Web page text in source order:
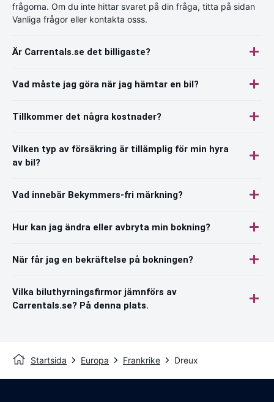
frågorna. Om du inte hittar svaret på din fråga, titta på sidan
Vanliga frågor eller kontakta osss.
Är Carrentals.se det billigaste?
Vad måste jag göra när jag hämtar en bil?
Tillkommer det några kostnader?
Vilken typ av försäkring är tillämplig för min hyra
av bil?
Vad innebär Bekymmers-fri märkning?
Hur kan jag ändra eller avbryta min bokning?
När får jag en bekräftelse på bokningen?
Vilka biluthyrningsfirmor jämnförs av
Carrentals.se? På denna plats.
Startsida Europa Frankrike Dreux